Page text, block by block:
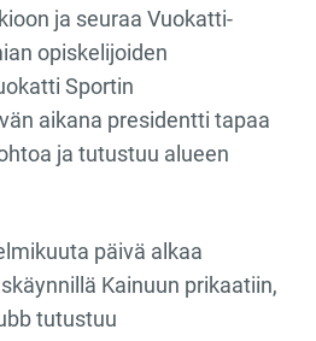
ja seuraa Vuokatti-
opiskelijoiden
Sportin
aikana presidentti tapaa
ja tutustuu alueen
päivä alkaa
Kainuun prikaatiin,
tutustuu